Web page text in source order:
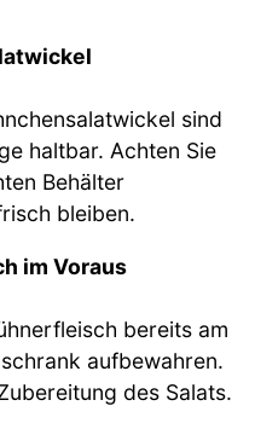
sind
haltbar. Achten Sie
Behälter
bleiben.
im Voraus
bereits am
aufbewahren.
des Salats.